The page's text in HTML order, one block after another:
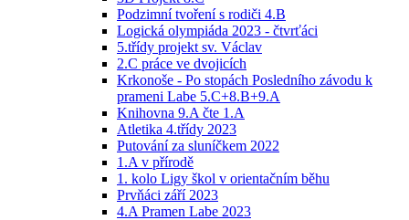
Podzimní tvoření s rodiči 4.B
Logická olympiáda 2023 - čtvrťáci
5.třídy projekt sv. Václav
2.C práce ve dvojicích
Krkonoše - Po stopách Posledního závodu k
prameni Labe 5.C+8.B+9.A
Knihovna 9.A čte 1.A
Atletika 4.třídy 2023
Putování za sluníčkem 2022
1.A v přírodě
1. kolo Ligy škol v orientačním běhu
Prvňáci září 2023
4.A Pramen Labe 2023